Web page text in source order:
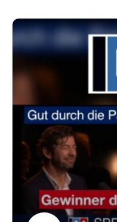
mittlerweile auftreten, die
Corona zusammenfallen.
▫️Masken für Milliarden:
Jens Spahn hat
▫️Teure Kindertickets:
Klientelpolitik zu
https://
EAHSPw
Unterstütze IDA:Paypal:
www.paypal.com/
0000 0149 7007 73BIC: